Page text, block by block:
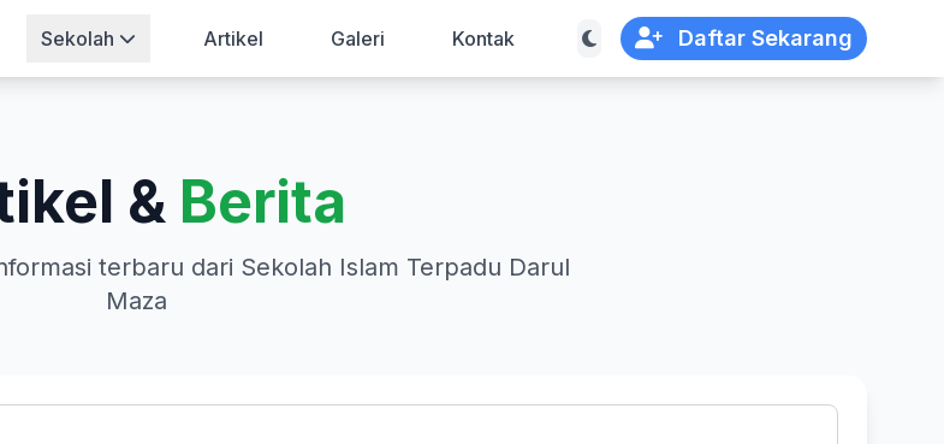
Sekolah Artikel Galeri Kontak Daftar Sekarang
& Berita
terbaru dari Sekolah Islam Terpadu Darul
Maza